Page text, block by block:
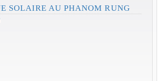
SOLAIRE AU PHANOM RUNG